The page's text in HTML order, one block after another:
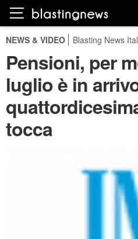
NEWS & VIDEO Blasting News
Pensioni, per
luglio è in
tocca